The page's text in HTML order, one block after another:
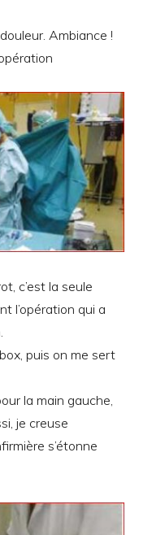
Ambiance !
c’est la seule
l’opération qui a
puis on me sert
la main gauche,
je creuse
s’étonne